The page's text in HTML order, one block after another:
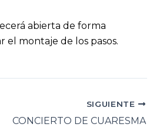
abierta de forma
el montaje de los pasos.
SIGUIENTE
CONCIERTO DE CUARESMA